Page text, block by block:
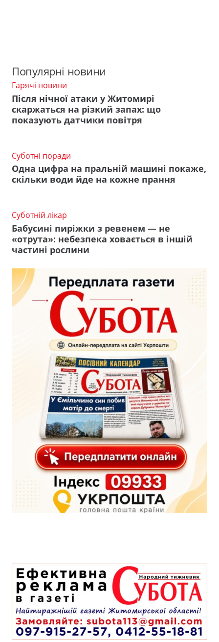
Популярні новини
Гарячі новини
Після нічної атаки у Житомирі
скаржаться на різкий запах: що
показують датчики повітря
Суботні поради
Одна цифра на пральній машині покаже,
скільки води йде на кожне прання
Суботній лікар
Бабусині пиріжки з ревенем — не
«отрута»: небезпека ховається в іншій
частині рослини